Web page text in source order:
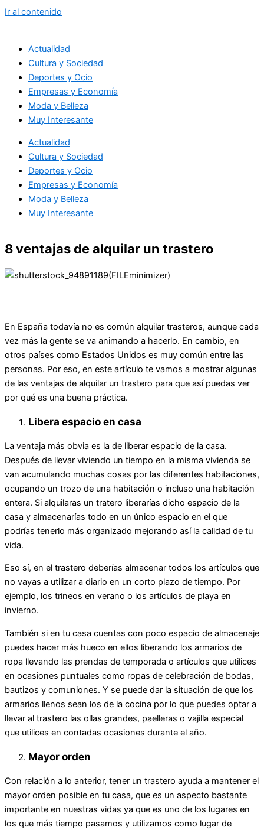
Ir al contenido
Actualidad
Cultura y Sociedad
Deportes y Ocio
Empresas y Economía
Moda y Belleza
Muy Interesante
Actualidad
Cultura y Sociedad
Deportes y Ocio
Empresas y Economía
Moda y Belleza
Muy Interesante
8 ventajas de alquilar un trastero
En España todavía no es común alquilar trasteros, aunque cada
vez más la gente se va animando a hacerlo. En cambio, en
otros países como Estados Unidos es muy común entre las
personas. Por eso, en este artículo te vamos a mostrar algunas
de las ventajas de alquilar un trastero para que así puedas ver
por qué es una buena práctica.
Libera espacio en casa
La ventaja más obvia es la de liberar espacio de la casa.
Después de llevar viviendo un tiempo en la misma vivienda se
van acumulando muchas cosas por las diferentes habitaciones,
ocupando un trozo de una habitación o incluso una habitación
entera. Si alquilaras un tratero liberarías dicho espacio de la
casa y almacenarías todo en un único espacio en el que
podrías tenerlo más organizado mejorando así la calidad de tu
vida.
Eso sí, en el trastero deberías almacenar todos los artículos que
no vayas a utilizar a diario en un corto plazo de tiempo. Por
ejemplo, los trineos en verano o los artículos de playa en
invierno.
También si en tu casa cuentas con poco espacio de almacenaje
puedes hacer más hueco en ellos liberando los armarios de
ropa llevando las prendas de temporada o artículos que utilices
en ocasiones puntuales como ropas de celebración de bodas,
bautizos y comuniones. Y se puede dar la situación de que los
armarios llenos sean los de la cocina por lo que puedes optar a
llevar al trastero las ollas grandes, paelleras o vajilla especial
que utilices en contadas ocasiones durante el año.
Mayor orden
Con relación a lo anterior, tener un trastero ayuda a mantener el
mayor orden posible en tu casa, que es un aspecto bastante
importante en nuestras vidas ya que es uno de los lugares en
los que más tiempo pasamos y utilizamos como lugar de